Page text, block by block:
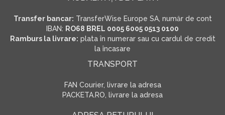
Transfer bancar: TransferWise Europe SA, număr de cont
IBAN: RO68 BREL 0005 6005 0513 0100
Ramburs la livrare: plata în numerar sau cu cardul de credit
la încasare
TRANSPORT
FAN Courier, livrare la adresa
PACKETA.RO, livrare la adresa